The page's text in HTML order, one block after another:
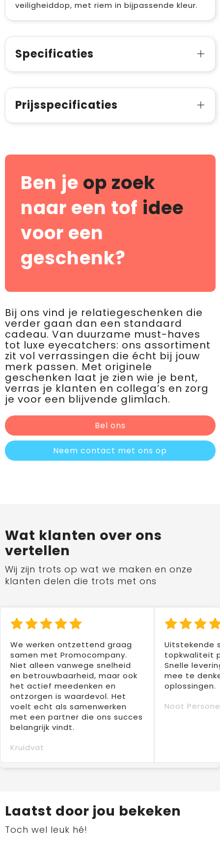
veiligheiddop, met riem in bijpassende kleur.
Specificaties
Prijsspecificaties
Ben je op zoek
naar een tof idee
voor een
geschenk?
Bij ons vind je relatiegeschenken die
verder gaan dan een standaard
cadeau. Van duurzame must-haves
tot luxe eyecatchers: ons assortiment
zit vol verrassingen die écht bij jouw
merk passen. Met originele
geschenken laat je zien wie je bent,
verras je klanten en collega’s en zorg
je voor een blijvende glimlach.
Bel ons
Neem contact met ons op
Wat klanten over ons
vertellen
Wij zijn trots op wat we maken en onze
klanten delen die trots met ons
We werken ontzettend graag
samen met Promocompany.
Niet alleen vanwege snelheid
en betrouwbaarheid, maar ook
het actief meedenken en
ontzorgen is waardevol. Het
voelt echt als samenwerken
met een partner die ons succes
belangrijk vindt.
Kruidvat
Uitstekende
topkwaliteit
Snelle
mee te
oplossingen.
Noot
Laatst door jou bekeken
Toch wel leuk hé!